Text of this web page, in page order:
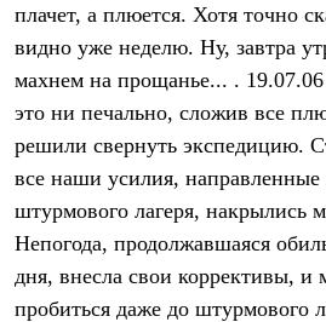
Брюки
Термобелье
Теплое термобелье
Легкое термобелье
Лёгкая одежда
Футболки
Толстовки
Брюки
Женская одежда
Утепленная пухом
плачет, а плюется. Хотя точно
видно уже неделю. Ну, завтра
махнем на прощанье... .
это ни печально, сложив все
решили свернуть экспедицию.
все наши усилия,
штурмового лагеря, накрылись
Непогода, продолжавшаяся
дня, внесла свои коррективы, и
пробиться даже до штурмового